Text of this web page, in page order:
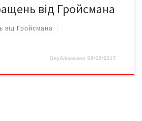
від Гройсмана
від Гройсмана
Опубліковано06/02/2017